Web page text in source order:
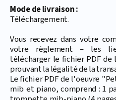
Mode de livraison :
Téléchargement.
Vous recevez dans votre
votre règlement – les
télécharger le fichier PDF
prouvant la légalité de la
Le fichier PDF de l'oeuvre
mib et piano, comprend : 1